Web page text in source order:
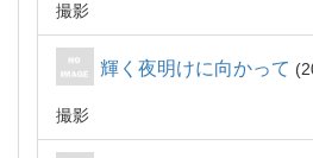
撮影
輝く夜明けに向かって
撮影